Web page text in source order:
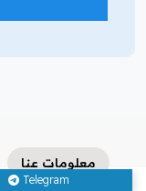
Telegram
معلومات عنا